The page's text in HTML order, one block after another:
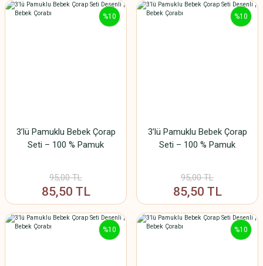
%10
3’lü Pamuklu Bebek Çorap
Seti – 100 % Pamuk
95,00 TL
85,50 TL
%10
3’lü Pamuklu Bebek Çorap
Seti – 100 % Pamuk
95,00 TL
85,50 TL
%10 %10